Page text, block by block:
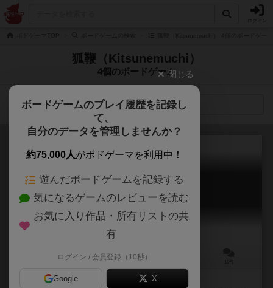
狐鞭（Kitsunemuchi）
4個のボードゲーム
検索メニュー
ストーカーマンション
Stalker Mansion
15～30分
殺られる前に殺れ！！正体隠匿系カードバトルゲーム！
閉じる
ボードゲームのプレイ履歴を記録し
て、
自分のデータを管理しませんか？
約75,000人がボドゲーマを利用中！
遊んだボードゲームを記録する
気になるゲームのレビューを読む
お気に入り作品・所有リストの共
有
ログイン / 会員登録（10秒）
Google X